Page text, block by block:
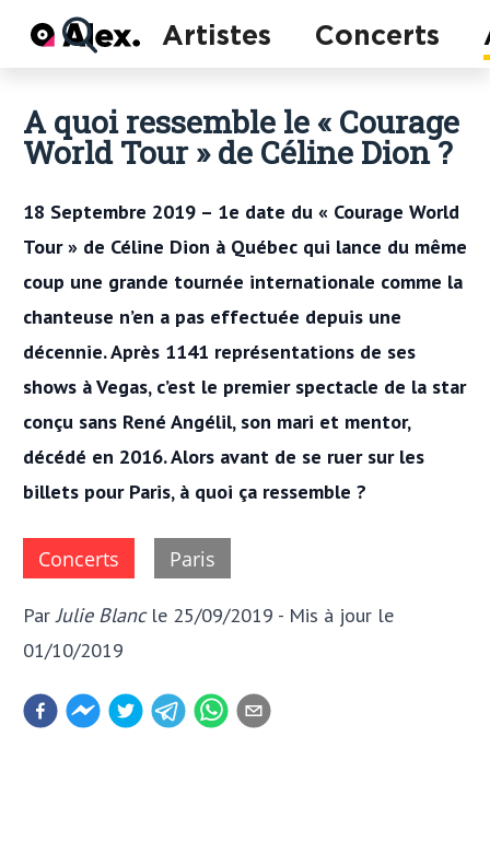
Artistes Concerts
Concerts
A quoi ressemble le « Courage
World Tour » de Céline Dion ?
18 Septembre 2019 – 1e date du « Courage World
Tour » de Céline Dion à Québec qui lance du même
coup une grande tournée internationale comme la
chanteuse n’en a pas effectuée depuis une
décennie. Après 1141 représentations de ses
shows à Vegas, c’est le premier spectacle de la star
conçu sans René Angélil, son mari et mentor,
décédé en 2016. Alors avant de se ruer sur les
billets pour Paris, à quoi ça ressemble ?
Concerts Paris
ParJulie Blanc le 25/09/2019 - Mis à jour le
01/10/2019